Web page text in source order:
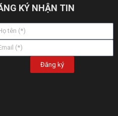
KÝ NHẬN TIN
Đăng ký